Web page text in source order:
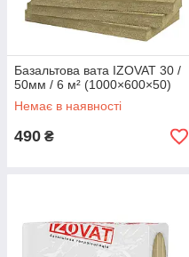
Базальтова вата IZOVAT 30 /
50мм / 6 м² (1000×600×50)
Немає в наявності
490 ₴